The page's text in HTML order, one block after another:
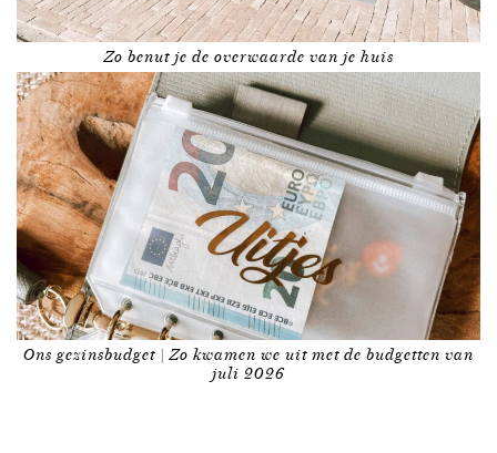
Zo benut je de overwaarde van je huis
Ons gezinsbudget | Zo kwamen we uit met de budgetten van
juli 2026